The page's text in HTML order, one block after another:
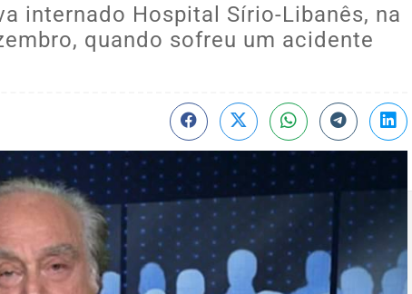
internado Hospital Sírio-Libanês, na
quando sofreu um acidente